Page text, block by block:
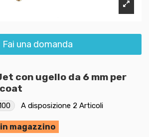
Fai una domanda
con ugello da 6 mm per
A disposizione 2 Articoli
magazzino